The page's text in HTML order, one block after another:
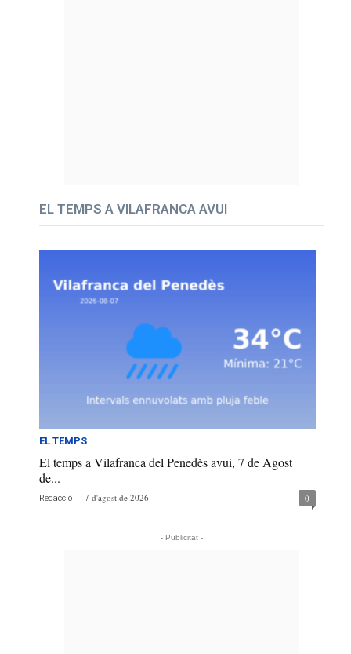
EL TEMPS A VILAFRANCA AVUI
EL TEMPS
El temps a Vilafranca del Penedès avui, 7 de Agost
de...
Redacció - 7 d'agost de 2026 0
- Publicitat -